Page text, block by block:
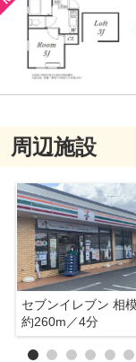
周辺施設
約260m／4分